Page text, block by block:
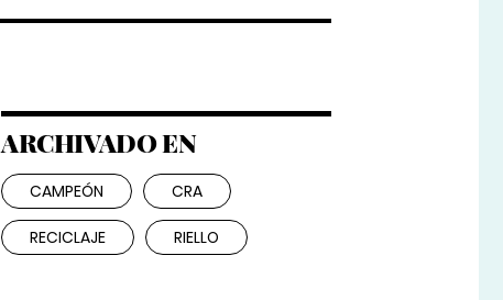
ARCHIVADO EN
CAMPEÓN CRA
RECICLAJE RIELLO